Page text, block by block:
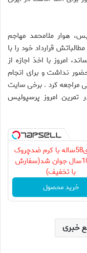
هوار ملامحمد مهاجم
قرارداد خود را با
امروز با اخذ اجازه از
نداشت و برای انجام
مراجعه کرد . برخی سایت
امروز پرسپولیس
این آقای58ساله با کرم ضدچروک
جلبک10سال جوان شد(سفارش
با تخفیف)
خرید محصول
خبری